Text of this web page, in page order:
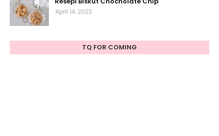
April 14, 2023
TQ FOR COMING